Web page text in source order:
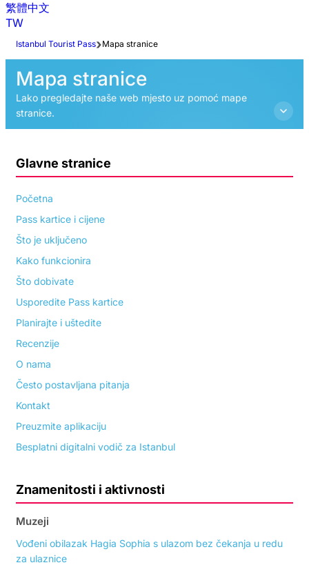
繁體中文
TW
Istanbul Tourist Pass Mapa stranice
Mapa stranice
Lako pregledajte naše web mjesto uz pomoć mape
stranice.
Glavne stranice
Početna
Pass kartice i cijene
Što je uključeno
Kako funkcionira
Što dobivate
Usporedite Pass kartice
Planirajte i uštedite
Recenzije
O nama
Često postavljana pitanja
Kontakt
Preuzmite aplikaciju
Besplatni digitalni vodič za Istanbul
Znamenitosti i aktivnosti
Muzeji
Vođeni obilazak Hagia Sophia s ulazom bez čekanja u redu
za ulaznice